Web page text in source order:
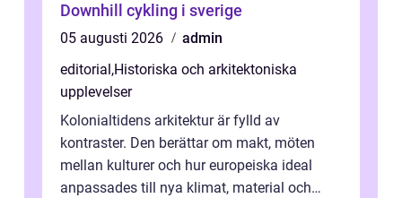
Downhill cykling i sverige
05 augusti 2026
admin
editorial ,Historiska och arkitektoniska
upplevelser
Kolonialtidens arkitektur är fylld av
kontraster. Den berättar om makt, möten
mellan kulturer och hur europeiska ideal
anpassades till nya klimat, material och